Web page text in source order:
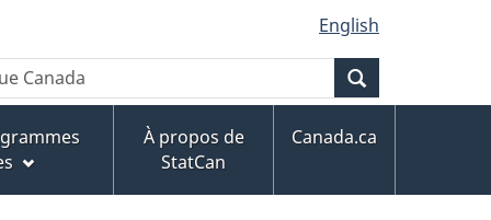
English
À propos de
StatCan
Canada.ca